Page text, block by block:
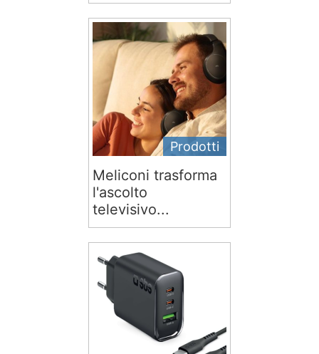
Prodotti
Meliconi trasforma
l'ascolto
televisivo...